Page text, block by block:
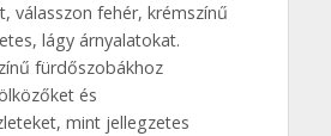
válasszon fehér, krémszínű
lágy árnyalatokat.
fürdőszobákhoz
és
mint jellegzetes